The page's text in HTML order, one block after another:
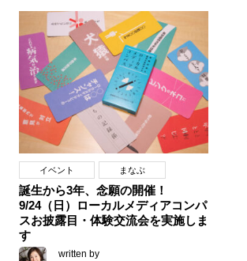
イベント まなぶ
誕生から3年、念願の開催！
9/24（日）ローカルメディアコンパ
スお披露目・体験交流会を実施しま
す
written by